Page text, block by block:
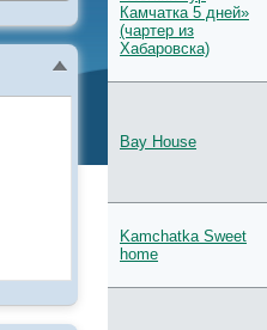
Камчатка 5 дней»
(чартер из
Хабаровска)
Bay House
Kamchatka Sweet
home